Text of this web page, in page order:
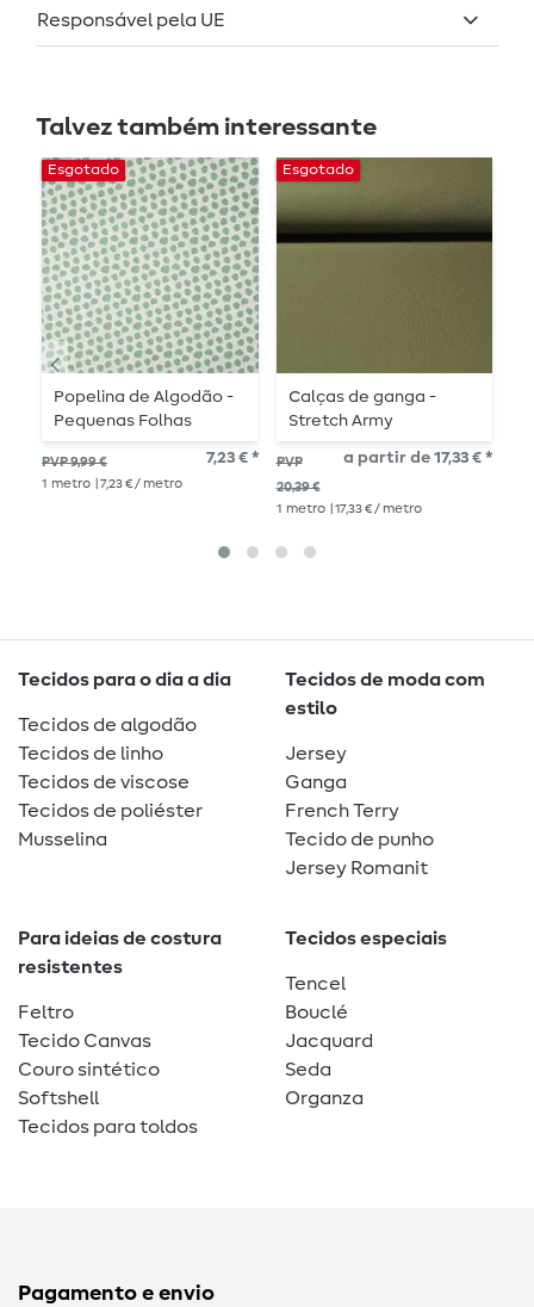
Responsável pela UE
Talvez também interessante
Esgotado
Popelina de Algodão -
Pequenas Folhas
Branco Verde
PVP 9,99 € 7,23 € *
1 metro | 7,23 € / metro
Esgotado
Calças de ganga -
Stretch Army
PVP
20,39 €
a partir de 17,33 € *
1 metro | 17,33 € / metro
Tecidos para o dia a dia
Tecidos de algodão
Tecidos de linho
Tecidos de viscose
Tecidos de poliéster
Musselina
Tecidos de moda com
estilo
Jersey
Ganga
French Terry
Tecido de punho
Jersey Romanit
Para ideias de costura
resistentes
Feltro
Tecido Canvas
Couro sintético
Softshell
Tecidos para toldos
Tecidos especiais
Tencel
Bouclé
Jacquard
Seda
Organza
Pagamento e envio